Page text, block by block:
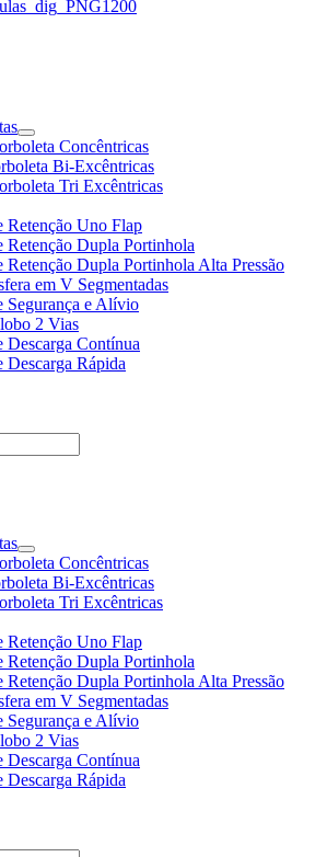
Concêntricas
Bi-Excêntricas
Tri Excêntricas
Retenção Uno Flap
Retenção Dupla Portinhola
Retenção Dupla Portinhola Alta Pressão
em V Segmentadas
Segurança e Alívio
2 Vias
Descarga Contínua
Descarga Rápida
Concêntricas
Bi-Excêntricas
Tri Excêntricas
Retenção Uno Flap
Retenção Dupla Portinhola
Retenção Dupla Portinhola Alta Pressão
em V Segmentadas
Segurança e Alívio
2 Vias
Descarga Contínua
Descarga Rápida